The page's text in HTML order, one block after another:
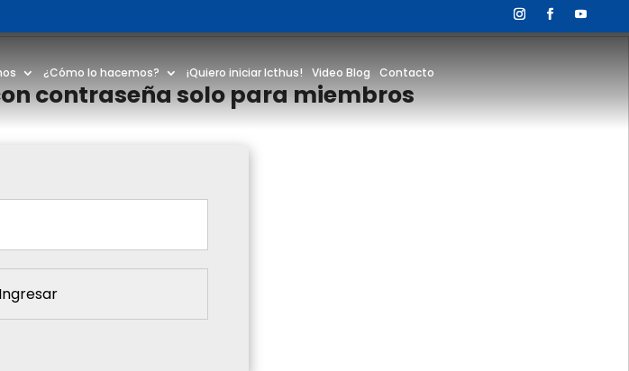
¿Cómo lo hacemos? ¡Quiero iniciar Icthus! Video Blog Contacto
contraseña solo para miembros